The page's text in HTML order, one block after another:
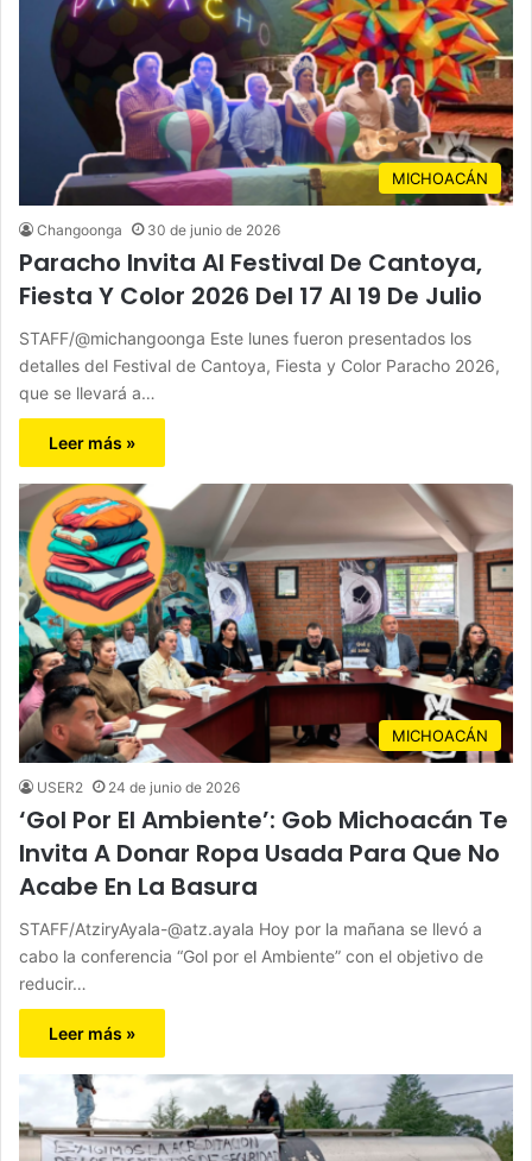
MICHOACÁN
Changoonga 30 de junio de 2026
Paracho Invita Al Festival De Cantoya,
Fiesta Y Color 2026 Del 17 Al 19 De Julio
STAFF/@michangoonga Este lunes fueron presentados los
detalles del Festival de Cantoya, Fiesta y Color Paracho 2026,
que se llevará a…
Leer más »
MICHOACÁN
USER2 24 de junio de 2026
‘Gol Por El Ambiente’: Gob Michoacán Te
Invita A Donar Ropa Usada Para Que No
Acabe En La Basura
STAFF/AtziryAyala-@atz.ayala Hoy por la mañana se llevó a
cabo la conferencia “Gol por el Ambiente” con el objetivo de
reducir…
Leer más »